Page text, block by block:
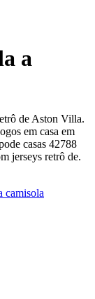
a
de Aston Villa.
em casa em
casas 42788
jerseys retrô de.
camisola